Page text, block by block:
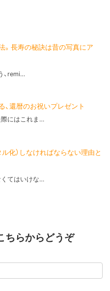
。長寿の秘訣は昔の写真にア
、remi…
、還暦のお祝いプレゼント
にはこれま…
化）しなければならない理由と
てはいけな…
ちらからどうぞ